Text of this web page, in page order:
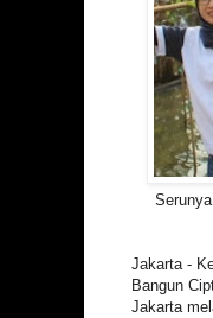
Jakarta -
Bangun
Jakarta